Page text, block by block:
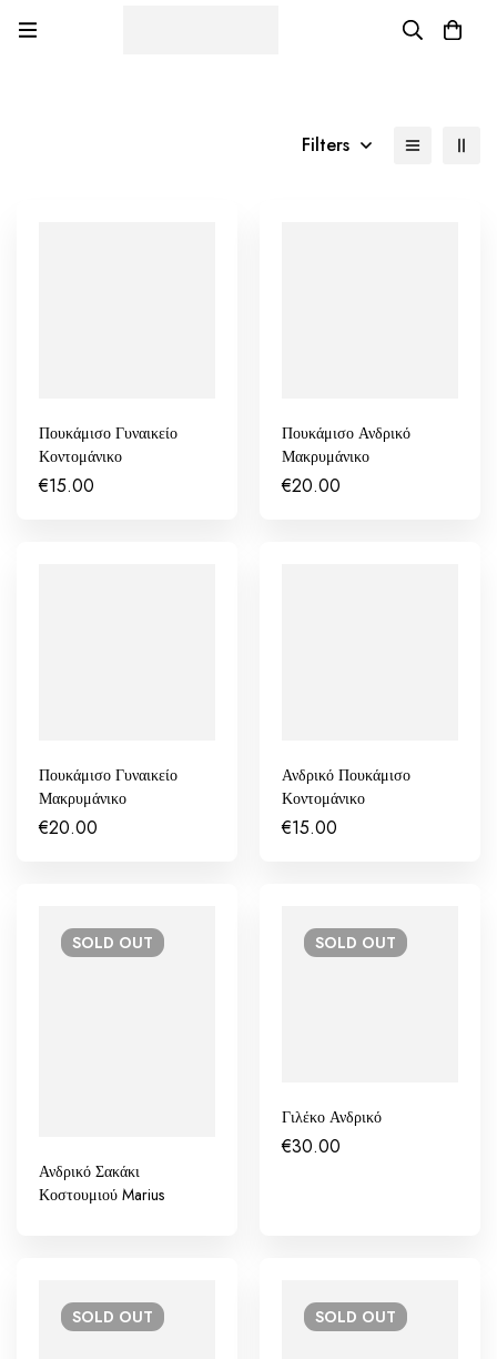
Filters
Πουκάμισο Γυναικείο
Κοντομάνικο
€15.00
Πουκάμισο Ανδρικό
Μακρυμάνικο
€20.00
Πουκάμισο Γυναικείο
Μακρυμάνικο
€20.00
Ανδρικό Πουκάμισο
Κοντομάνικο
€15.00
SOLD OUT
Ανδρικό Σακάκι
Κοστουμιού Marius
SOLD OUT
Γιλέκο Ανδρικό
€30.00
SOLD OUT SOLD OUT